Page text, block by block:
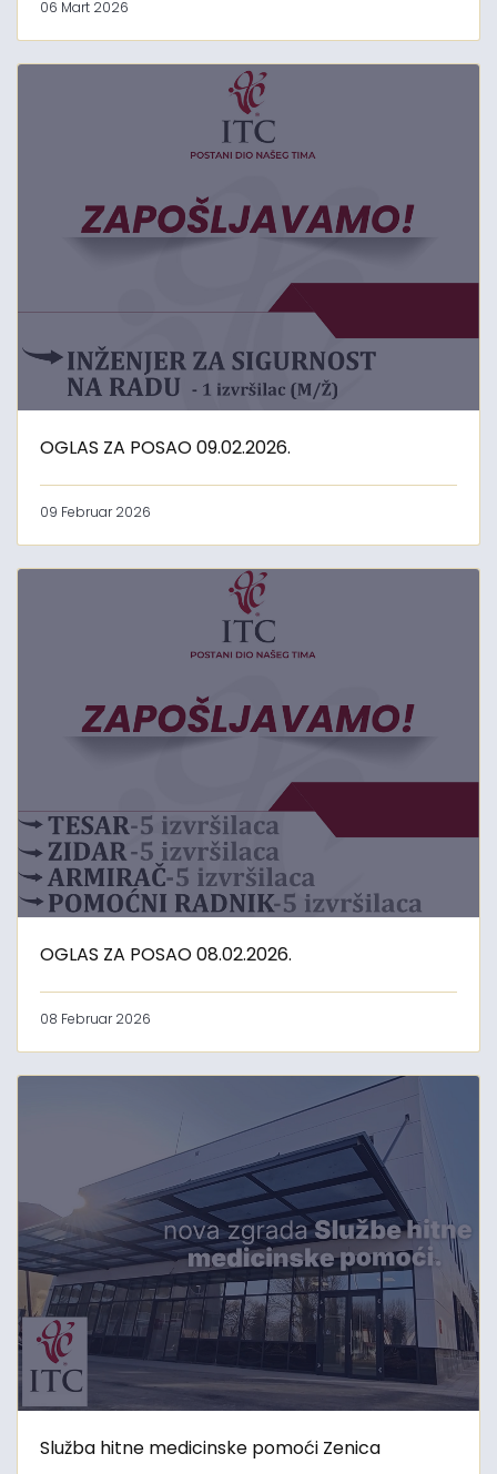
06 Mart 2026
OGLAS ZA POSAO 09.02.2026.
09 Februar 2026
OGLAS ZA POSAO 08.02.2026.
08 Februar 2026
Služba hitne medicinske pomoći Zenica